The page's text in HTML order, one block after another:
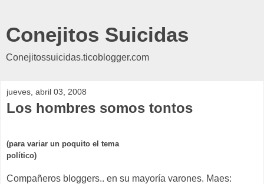
Conejitos Suicidas
Conejitossuicidas.ticoblogger.com
jueves, abril 03, 2008
Los hombres somos tontos
(para variar un poquito el tema
político)
Compañeros bloggers.. en su mayoría varones. Maes: